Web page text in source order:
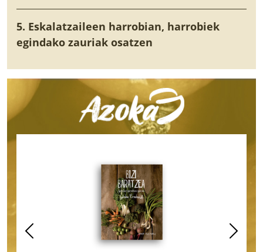
5. Eskalatzaileen harrobian, harrobiek
egindako zauriak osatzen